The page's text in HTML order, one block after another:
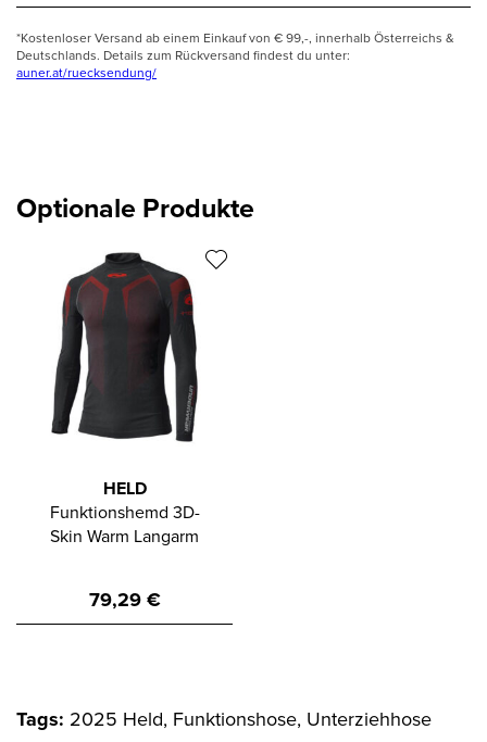
*Kostenloser Versand ab einem Einkauf von € 99,-, innerhalb Österreichs &
Deutschlands. Details zum Rückversand findest du unter:
auner.at/ruecksendung/
Optionale Produkte
HELD
Funktionshemd 3D-
Skin Warm Langarm
79,29€
Tags: 2025 Held, Funktionshose, Unterziehhose